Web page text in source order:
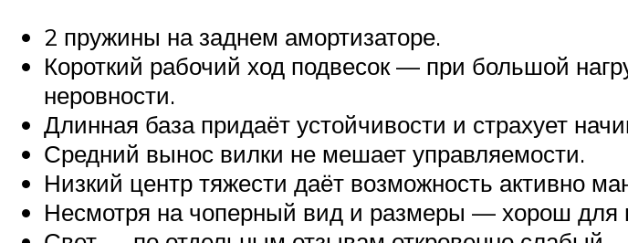
2 пружины на заднем амортизаторе.
Короткий рабочий ход подвесок — при большой
неровности.
Длинная база придаёт устойчивости и страхует
Средний вынос вилки не мешает управляемости.
Низкий центр тяжести даёт возможность активно
Несмотря на чоперный вид и размеры — хорош для